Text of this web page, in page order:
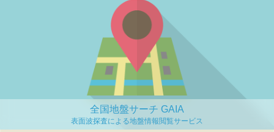
全国地盤サーチ GAIA